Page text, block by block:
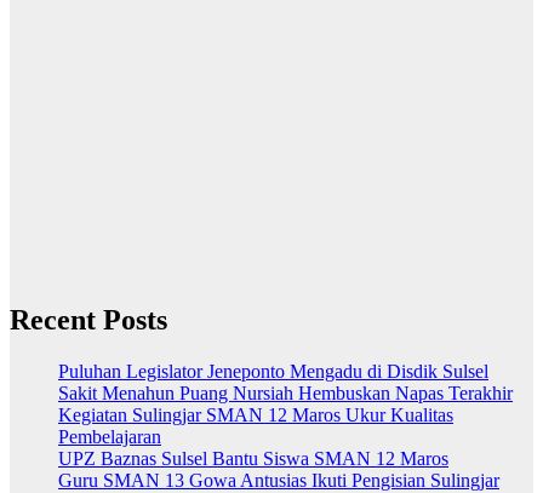
Recent Posts
Puluhan Legislator Jeneponto Mengadu di Disdik Sulsel
Sakit Menahun Puang Nursiah Hembuskan Napas Terakhir
Kegiatan Sulingjar SMAN 12 Maros Ukur Kualitas
Pembelajaran
UPZ Baznas Sulsel Bantu Siswa SMAN 12 Maros
Guru SMAN 13 Gowa Antusias Ikuti Pengisian Sulingjar